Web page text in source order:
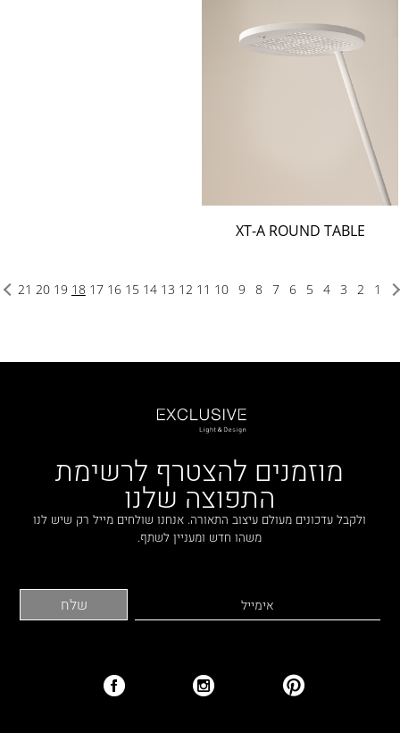
XT-A ROUND TABLE
1
2
3
4
5
6
7
8
9
10
11
12
13
14
15
16
17
18
19
20
21
מוזמנים להצטרף לרשימת
התפוצה שלנו
ולקבל עדכונים מעולם עיצוב התאורה. אנחנו שולחים מייל רק שיש לנו
משהו חדש ומעניין לשתף.